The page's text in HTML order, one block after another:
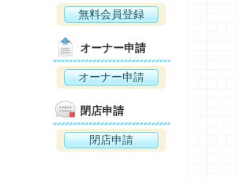
無料会員登録
オーナー申請
オーナー申請
閉店申請
閉店申請